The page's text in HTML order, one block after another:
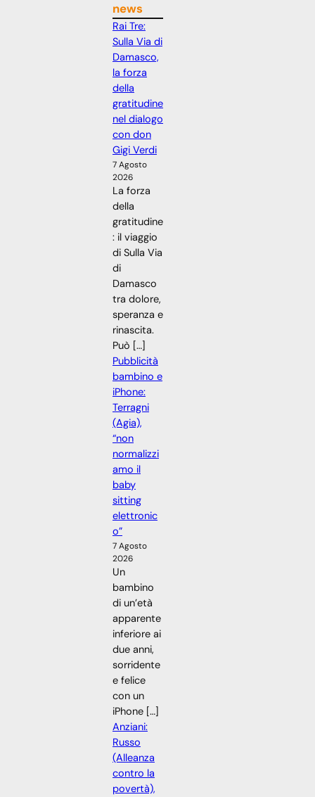
news
Rai Tre:
Sulla Via di
Damasco,
la forza
della
gratitudine
nel dialogo
con don
Gigi Verdi
7 Agosto
2026
La forza
della
gratitudine
: il viaggio
di Sulla Via
di
Damasco
tra dolore,
speranza e
rinascita.
Può […]
Pubblicità
bambino e
iPhone:
Terragni
(Agia),
“non
normalizzi
amo il
baby
sitting
elettronic
o”
7 Agosto
2026
Un
bambino
di un’età
apparente
inferiore ai
due anni,
sorridente
e felice
con un
iPhone […]
Anziani:
Russo
(Alleanza
contro la
povertà),